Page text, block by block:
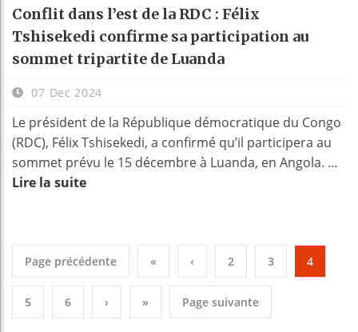
Conflit dans l’est de la RDC : Félix
Tshisekedi confirme sa participation au
sommet tripartite de Luanda
07 Dec 2024
Le président de la République démocratique du Congo
(RDC), Félix Tshisekedi, a confirmé qu’il participera au
sommet prévu le 15 décembre à Luanda, en Angola. ...
Lire la suite
Page précédente « ‹ 2 3 4
5 6 › » Page suivante